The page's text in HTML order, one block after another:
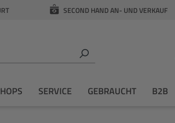
SECOND HAND AN- UND VERKAUF
SERVICE GEBRAUCHT B2B